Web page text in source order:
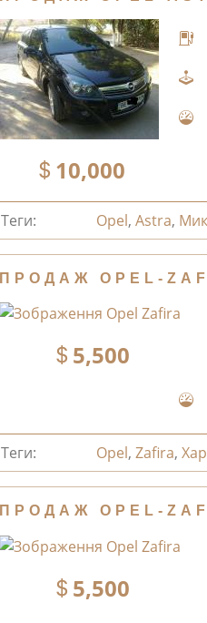
10,000
Теги: Opel,Astra,
ПРОДАЖ OPEL-
5,500
Теги: Opel,Zafira,
ПРОДАЖ OPEL-
5,500